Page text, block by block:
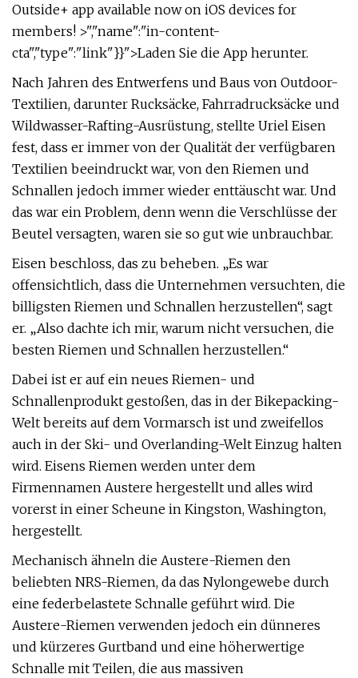
Outside+ app available now on iOS devices for
members! >","name":"in-content-
cta","type":"link"}}">Laden Sie die App herunter.
Nach Jahren des Entwerfens und Baus von Outdoor-
Textilien, darunter Rucksäcke, Fahrradrucksäcke und
Wildwasser-Rafting-Ausrüstung, stellte Uriel Eisen
fest, dass er immer von der Qualität der verfügbaren
Textilien beeindruckt war, von den Riemen und
Schnallen jedoch immer wieder enttäuscht war. Und
das war ein Problem, denn wenn die Verschlüsse der
Beutel versagten, waren sie so gut wie unbrauchbar.
Eisen beschloss, das zu beheben. „Es war
offensichtlich, dass die Unternehmen versuchten, die
billigsten Riemen und Schnallen herzustellen“, sagt
er. „Also dachte ich mir, warum nicht versuchen, die
besten Riemen und Schnallen herzustellen.“
Dabei ist er auf ein neues Riemen- und
Schnallenprodukt gestoßen, das in der Bikepacking-
Welt bereits auf dem Vormarsch ist und zweifellos
auch in der Ski- und Overlanding-Welt Einzug halten
wird. Eisens Riemen werden unter dem
Firmennamen Austere hergestellt und alles wird
vorerst in einer Scheune in Kingston, Washington,
hergestellt.
Mechanisch ähneln die Austere-Riemen den
beliebten NRS-Riemen, da das Nylongewebe durch
eine federbelastete Schnalle geführt wird. Die
Austere-Riemen verwenden jedoch ein dünneres
und kürzeres Gurtband und eine höherwertige
Schnalle mit Teilen, die aus massiven